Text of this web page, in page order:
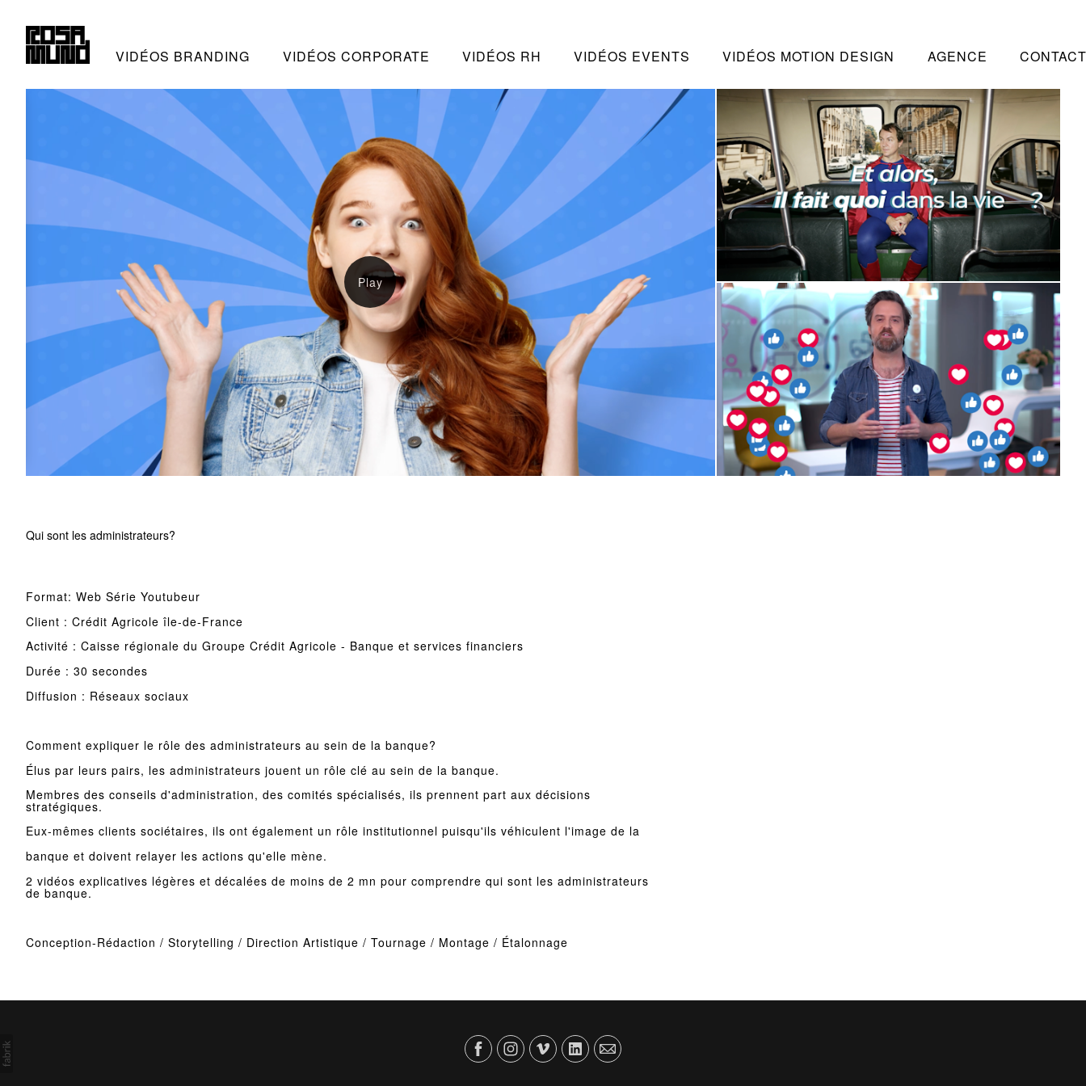
VIDÉOS BRANDING VIDÉOS CORPORATE VIDÉOS RH VIDÉOS EVENTS VIDÉOS MOTION DESIGN AGENCE CONTACT
Qui sont les administrateurs?
Format: Web Série Youtubeur
Client : Crédit Agricole île-de-France
Activité : Caisse régionale du Groupe Crédit Agricole - Banque et services financiers
Durée : 30 secondes
Diffusion : Réseaux sociaux
Comment expliquer le rôle des administrateurs au sein de la banque?
Élus par leurs pairs, les administrateurs jouent un rôle clé au sein de la banque.
Membres des conseils d'administration, des comités spécialisés, ils prennent part aux décisions
stratégiques.
Eux-mêmes clients sociétaires, ils ont également un rôle institutionnel puisqu'ils véhiculent l'image de la
banque et doivent relayer les actions qu'elle mène.
2 vidéos explicatives légères et décalées de moins de 2 mn pour comprendre qui sont les administrateurs
de banque.
Conception-Rédaction / Storytelling / Direction Artistique / Tournage / Montage / Étalonnage